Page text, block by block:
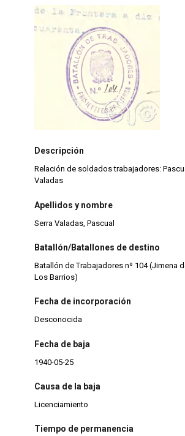
Descripción
Relación de soldados trabajadores:
Valadas
Apellidos y nombre
Serra Valadas, Pascual
Batallón/Batallones de destino
Batallón de Trabajadores nº 104 (Jimena
Los Barrios)
Fecha de incorporación
Desconocida
Fecha de baja
1940-05-25
Causa de la baja
Licenciamiento
Tiempo de permanencia